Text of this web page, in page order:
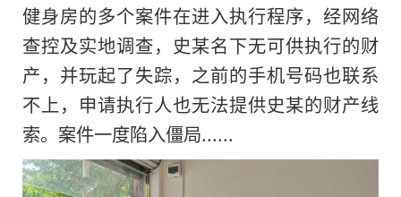
健身房的多个案件在进入执行程序，经网络
查控及实地调查，史某名下无可供执行的财
产，并玩起了失踪，之前的手机号码也联系
不上，申请执行人也无法提供史某的财产线
索。案件一度陷入僵局......